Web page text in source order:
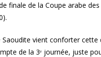
finale de la Coupe arabe
vient conforter cette
de la 3ᵉ journée, juste